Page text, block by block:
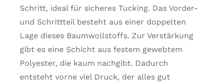
Schritt, ideal für sicheres Tucking. Das Vorder-
und Schrittteil besteht aus einer doppelten
Lage dieses Baumwollstoffs. Zur Verstärkung
gibt es eine Schicht aus festem gewebtem
Polyester, die kaum nachgibt. Dadurch
entsteht vorne viel Druck, der alles gut